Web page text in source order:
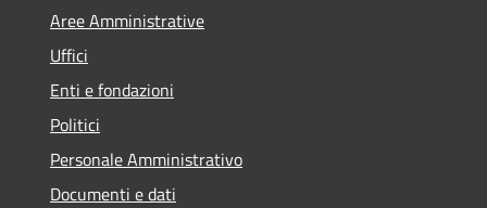
Aree Amministrative
Uffici
Enti e fondazioni
Politici
Personale Amministrativo
Documenti e dati